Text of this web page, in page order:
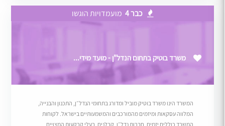
כבר 4 מועמדויות הוגשו
משרד בוטיק בתחום הנדל"ן - מועד מידי...
המשרד הינו משרד בוטיק מוביל ומדורג בתחומי הנדל״ן, התכנון והבנייה,
המלווה עסקאות ומיזמים מהמורכבים והמשמעותיים בישראל. לקוחות
המשרד כוללים יזמים, חברות נדל״ן, קבלנים, בעלי קרקעות המצויים